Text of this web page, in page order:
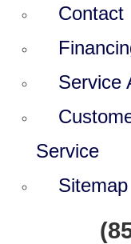
Contact
Service
Service
Sitemap